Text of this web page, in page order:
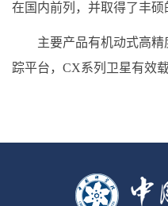
在国内前列，并取得了丰硕
主要产品有机动式高精
踪平台，CX系列卫星有效